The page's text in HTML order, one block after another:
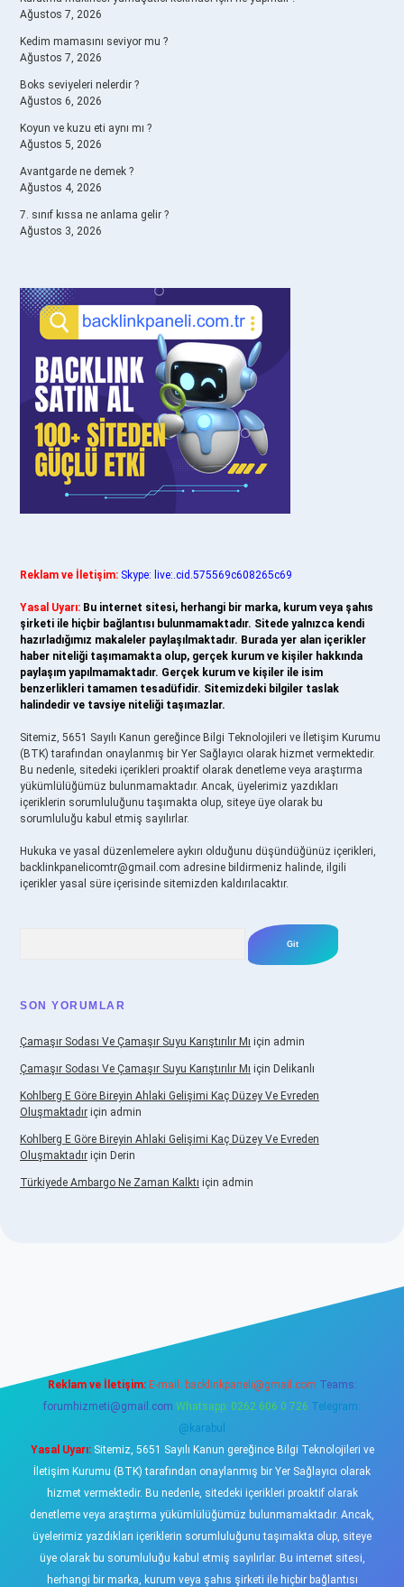
Ağustos 7, 2026
Kedim mamasını seviyor mu ?
Ağustos 7, 2026
Boks seviyeleri nelerdir ?
Ağustos 6, 2026
Koyun ve kuzu eti aynı mı ?
Ağustos 5, 2026
Avantgarde ne demek ?
Ağustos 4, 2026
7. sınıf kıssa ne anlama gelir ?
Ağustos 3, 2026
Reklam ve İletişim: Skype: live:.cid.575569c608265c69
Yasal Uyarı: Bu internet sitesi, herhangi bir marka, kurum veya şahıs
şirketi ile hiçbir bağlantısı bulunmamaktadır. Sitede yalnızca kendi
hazırladığımız makaleler paylaşılmaktadır. Burada yer alan içerikler
haber niteliği taşımamakta olup, gerçek kurum ve kişiler hakkında
paylaşım yapılmamaktadır. Gerçek kurum ve kişiler ile isim
benzerlikleri tamamen tesadüfidir. Sitemizdeki bilgiler taslak
halindedir ve tavsiye niteliği taşımazlar.
Sitemiz, 5651 Sayılı Kanun gereğince Bilgi Teknolojileri ve İletişim Kurumu
(BTK) tarafından onaylanmış bir Yer Sağlayıcı olarak hizmet vermektedir.
Bu nedenle, sitedeki içerikleri proaktif olarak denetleme veya araştırma
yükümlülüğümüz bulunmamaktadır. Ancak, üyelerimiz yazdıkları
içeriklerin sorumluluğunu taşımakta olup, siteye üye olarak bu
sorumluluğu kabul etmiş sayılırlar.
Hukuka ve yasal düzenlemelere aykırı olduğunu düşündüğünüz içerikleri,
backlinkpanelicomtr@gmail.com adresine bildirmeniz halinde, ilgili
içerikler yasal süre içerisinde sitemizden kaldırılacaktır.
SON YORUMLAR
Çamaşır Sodası Ve Çamaşır Suyu Karıştırılır Mı için admin
Çamaşır Sodası Ve Çamaşır Suyu Karıştırılır Mı için Delikanlı
Kohlberg E Göre Bireyin Ahlaki Gelişimi Kaç Düzey Ve Evreden
Oluşmaktadır için admin
Kohlberg E Göre Bireyin Ahlaki Gelişimi Kaç Düzey Ve Evreden
Oluşmaktadır için Derin
Türkiyede Ambargo Ne Zaman Kalktı için admin
Reklam ve İletişim: E-mail: backlinkpaneli@gmail.com Teams:
forumhizmeti@gmail.com Whatsapp: 0262 606 0 726 Telegram:
@karabul
Yasal Uyarı:Sitemiz, 5651 Sayılı Kanun gereğince Bilgi Teknolojileri ve
İletişim Kurumu (BTK) tarafından onaylanmış bir Yer Sağlayıcı olarak
hizmet vermektedir. Bu nedenle, sitedeki içerikleri proaktif olarak
denetleme veya araştırma yükümlülüğümüz bulunmamaktadır. Ancak,
üyelerimiz yazdıkları içeriklerin sorumluluğunu taşımakta olup, siteye
üye olarak bu sorumluluğu kabul etmiş sayılırlar. Bu internet sitesi,
herhangi bir marka, kurum veya şahıs şirketi ile hiçbir bağlantısı